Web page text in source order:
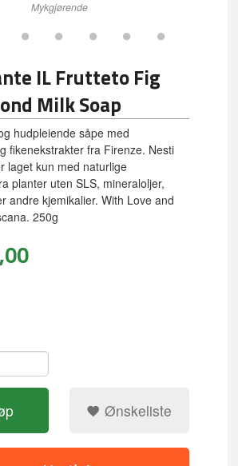
Mykgjørende
IL Frutteto Fig
Milk Soap
hudpleiende såpe med
fikenekstrakter fra Firenze. Nesti
laget kun med naturlige
planter uten SLS, mineraloljer,
andre kjemikalier. With Love and
250g
Ønskeliste